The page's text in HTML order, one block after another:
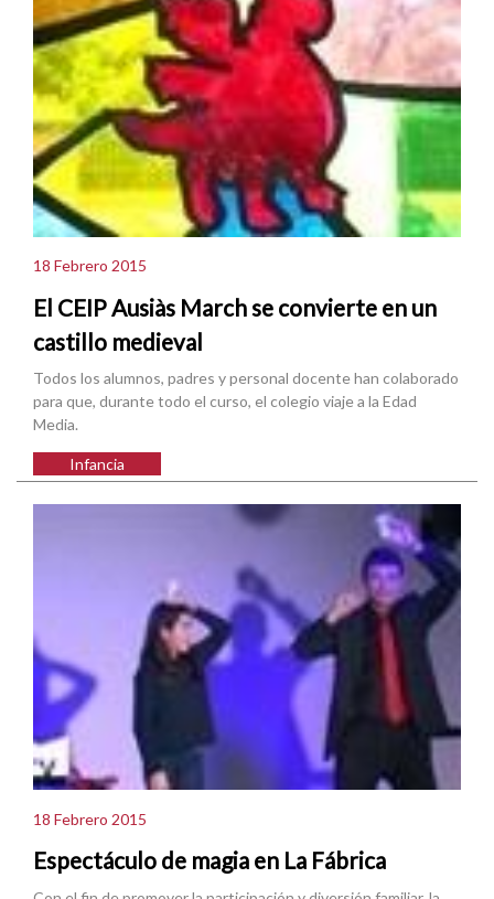
18 Febrero 2015
El CEIP Ausiàs March se convierte en un
castillo medieval
Todos los alumnos, padres y personal docente han colaborado
para que, durante todo el curso, el colegio viaje a la Edad
Media.
Infancia
18 Febrero 2015
Espectáculo de magia en La Fábrica